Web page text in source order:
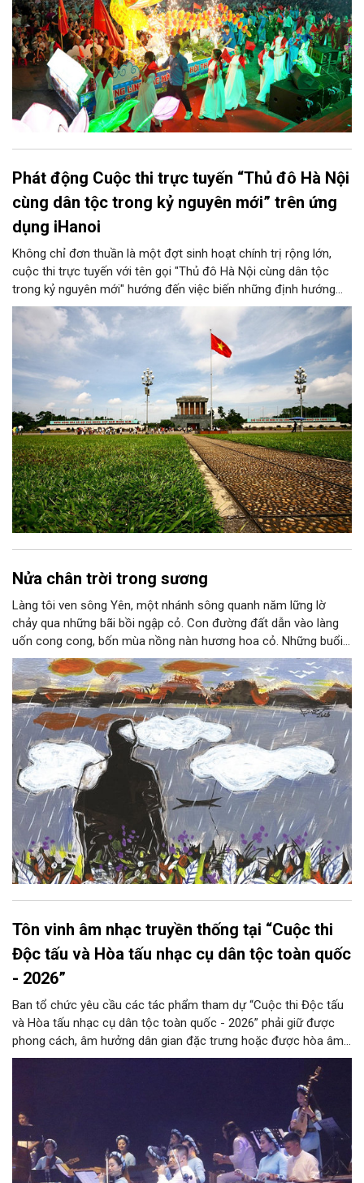
Phát động Cuộc thi trực tuyến “Thủ đô Hà Nội
cùng dân tộc trong kỷ nguyên mới” trên ứng
dụng iHanoi
Không chỉ đơn thuần là một đợt sinh hoạt chính trị rộng lớn,
cuộc thi trực tuyến với tên gọi "Thủ đô Hà Nội cùng dân tộc
trong kỷ nguyên mới" hướng đến việc biến những định hướng
chiến lược trong Nghị quyết số 02-NQ/TW của Bộ Chính trị
thành niềm tin, thành nhận thức chung của mỗi người dân.
Nửa chân trời trong sương
Làng tôi ven sông Yên, một nhánh sông quanh năm lững lờ
chảy qua những bãi bồi ngập cỏ. Con đường đất dẫn vào làng
uốn cong cong, bốn mùa nồng nàn hương hoa cỏ. Những buổi
hoàng hôn, khi nắng đã dịu xuống phía cuối sông, đám hoa tím
lại thẫm màu như có ai vừa rắc lên một lớp khói.
Tôn vinh âm nhạc truyền thống tại “Cuộc thi
Độc tấu và Hòa tấu nhạc cụ dân tộc toàn quốc
- 2026”
Ban tổ chức yêu cầu các tác phẩm tham dự “Cuộc thi Độc tấu
và Hòa tấu nhạc cụ dân tộc toàn quốc - 2026” phải giữ được
phong cách, âm hưởng dân gian đặc trưng hoặc được hòa âm,
phối khí mới trên nền tảng làn điệu âm nhạc truyền thống Việt
Nam, đồng thời phải được trình diễn trực tiếp bằng nhạc cụ dân